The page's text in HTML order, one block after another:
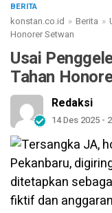
BERITA
konstan.co.id » Berita »
Honorer Setwan
Usai
Tahan
Redaksi
14 Des 2025 -